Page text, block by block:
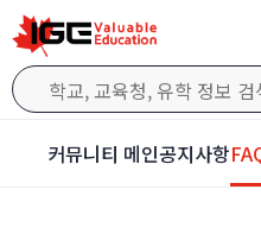
커뮤니티 메인공지사항